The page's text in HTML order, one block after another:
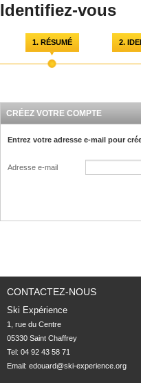
Identifiez-vous
1. RÉSUMÉ 2.
CRÉEZ VOTRE COMPTE
Entrez votre adresse e-mail pour
Adresse e-mail
CONTACTEZ-NOUS
Ski Expérience
1, rue du Centre
05330 Saint Chaffrey
Tel: 04 92 43 58 71
Email: edouard@ski-experience.org